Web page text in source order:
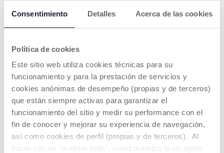
Consentimiento Detalles Acerca de las cookies
Política de cookies
Este sitio web utiliza cookies técnicas para su
funcionamiento y para la prestación de servicios y
cookies anónimas de desempeño (propias y de terceros)
que están siempre activas para garantizar el
funcionamiento del sitio y medir su performance con el
fin de conocer y mejorar su experiencia de navegación,
así como cookies de perfil (propias y de terceros). Al
hacer clic en "aceptar todo", usted autoriza la recogida
+ COLORES
Camiseta de manga larga
Price reduced from
€ 10,99 -36%
to
desde € 6,99
AÑADIR
Vestido estampado de
flores
Price reduced from
€ 29,99
to
desde € 16,99
AÑADIR
HASTA -60% HASTA -60%